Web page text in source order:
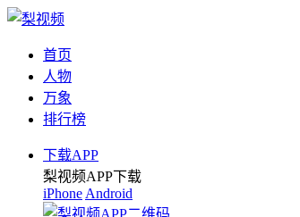
首页
人物
万象
排行榜
下载APP
梨视频APP下载
iPhone Android